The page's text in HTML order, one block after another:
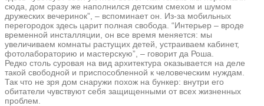
сюда, дом сразу же наполнился детским смехом и шумом
дружеских вечеринок”, – вспоминает он. Из-за мобильных
перегородок здесь царит полная свобода. “Интерьер – вроде
временной инсталляции, он все время меняется: мы
увеличиваем комнаты растущих детей, устраиваем кабинет,
фотолабораторию и мастерскую”, – говорит да Роша.
Редко столь суровая на вид архитектура оказывается на деле
такой свободной и приспособленной к человеческим нуждам.
Так что не зря дом снаружи похож на бункер: внутри его
обитатели чувствуют себя защищенными от всех жизненных
проблем.